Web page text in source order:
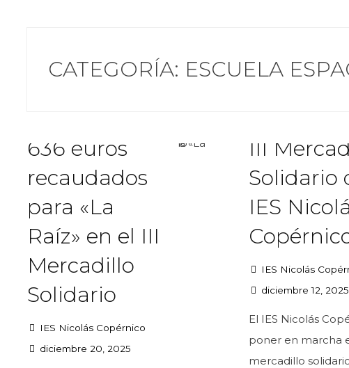
CATEGORÍA: ESCUELA
636 euros
recaudados
para «La
Raíz» en el III
Mercadillo
Solidario
IES Nicolás Copérnico
diciembre 20, 2025
III
Solidario
IES
IES Nicolás
diciembre 12, 2025
El IES Nicolás
poner en marcha
mercadillo